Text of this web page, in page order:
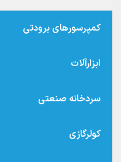
کمپرسورهای برودتی
ابزارآلات
سردخانه صنعتی
کولرگازی